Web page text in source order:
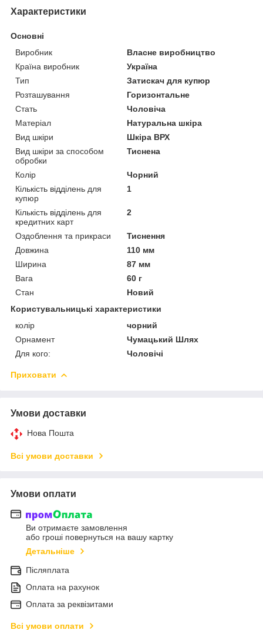
Характеристики
Основні
Виробник
Власне виробництво
Країна виробник
Україна
Тип
Затискач для купюр
Розташування
Горизонтальне
Стать
Чоловіча
Матеріал
Натуральна шкіра
Вид шкіри
Шкіра ВРХ
Вид шкіри за способом
обробки
Тиснена
Колір
Чорний
Кількість відділень для
купюр
1
Кількість відділень для
кредитних карт
2
Оздоблення та прикраси
Тиснення
Довжина
110 мм
Ширина
87 мм
Вага
60 г
Стан
Новий
Користувальницькі характеристики
колір
чорний
Орнамент
Чумацький Шлях
Для кого:
Чоловічі
Приховати
Умови доставки
Нова Пошта
Всі умови доставки
Умови оплати
Ви отримаєте замовлення
або гроші повернуться на вашу картку
Детальніше
Післяплата
Оплата на рахунок
Оплата за реквізитами
Всі умови оплати